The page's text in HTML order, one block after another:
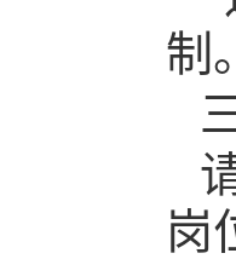
制
岗